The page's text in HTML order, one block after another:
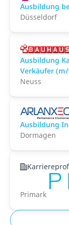
Ausbildung
Düsseldorf
Ausbildung
Verkäufer
Neuss
Ausbildung
Dormagen
Primark